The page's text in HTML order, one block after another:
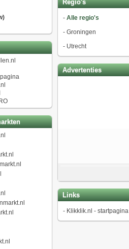
Regio's
- Alle regio's
- Groningen
- Utrecht
Advertenties
Links
- Klikklik.nl - startpagina